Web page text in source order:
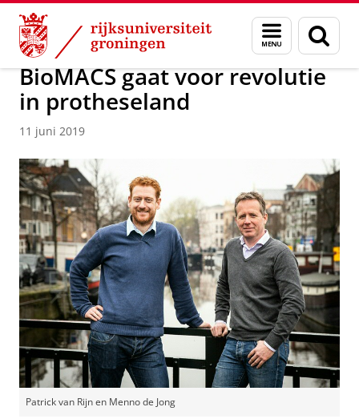
Skip
Content
Skip
Navigation
Menu
en
zoeken
Over ons Actueel Nieuws Nieuwsberichten
BioMACS gaat voor revolutie
in protheseland
11 juni 2019
Patrick van Rijn en Menno de Jong